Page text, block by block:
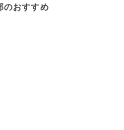
のおすすめ